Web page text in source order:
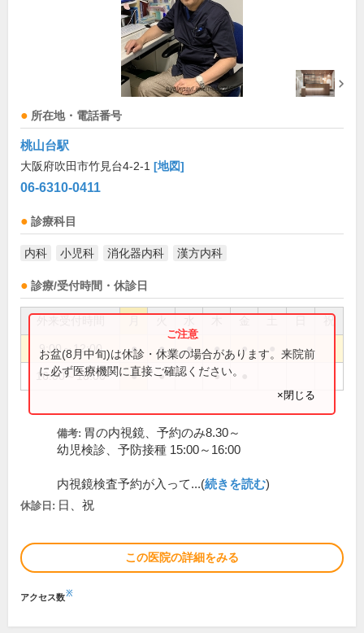
所在地・電話番号
桃山台駅
大阪府吹田市竹見台4-2-1 [地図]
06-6310-0411
診療科目
内科 小児科 消化器内科 漢方内科
診療/受付時間・休診日
祝
9:00～12:00 ● ● ● ● ●
16:00～18:00 ● ● ●
お盆(8月中旬)は休診・休業の場合があります。来院前
に必ず医療機関に直接ご確認ください。
×閉じる
備考: 胃の内視鏡、予約のみ8.30～
幼児検診、予防接種 15:00～16:00
内視鏡検査予約が入って...(続きを読む)
休診日: 日、祝
この医院の詳細をみる
アクセス数※